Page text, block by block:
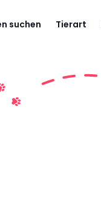
suchen Tierart